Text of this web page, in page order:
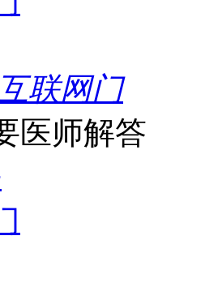
联网门
医师解答